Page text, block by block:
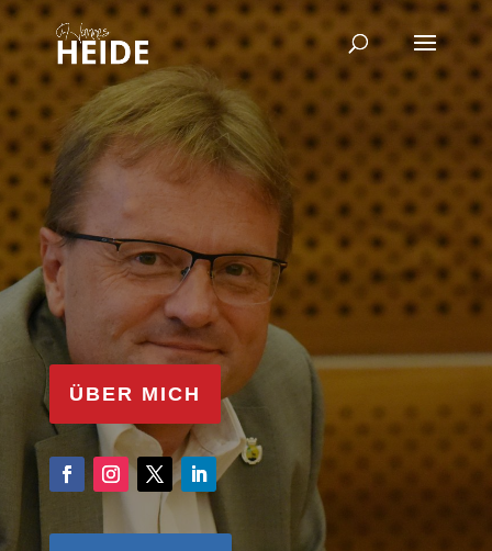
ÜBER MICH